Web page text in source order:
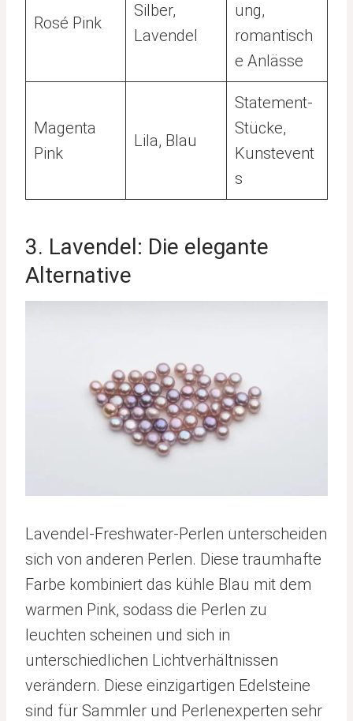
Rosé Pink
Silber,
Lavendel
ung,
romantisch
e Anlässe
Magenta
Pink
Lila, Blau
Statement-
Stücke,
Kunstevent
s
3. Lavendel: Die elegante
Alternative
Lavendel-Freshwater-Perlen unterscheiden
sich von anderen Perlen. Diese traumhafte
Farbe kombiniert das kühle Blau mit dem
warmen Pink, sodass die Perlen zu
leuchten scheinen und sich in
unterschiedlichen Lichtverhältnissen
verändern. Diese einzigartigen Edelsteine
sind für Sammler und Perlenexperten sehr